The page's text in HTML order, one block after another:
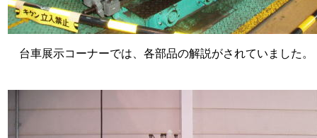
台車展示コーナーでは、各部品の解説がされていました。